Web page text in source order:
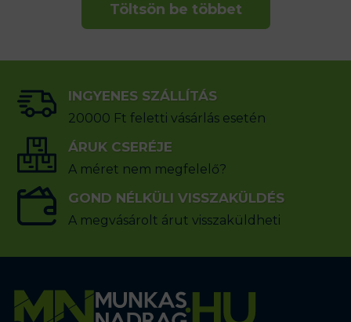
Töltsön be többet
INGYENES SZÁLLÍTÁS
20000 Ft feletti vásárlás esetén
ÁRUK CSERÉJE
A méret nem megfelelő?
GOND NÉLKÜLI VISSZAKÜLDÉS
A megvásárolt árut visszaküldheti